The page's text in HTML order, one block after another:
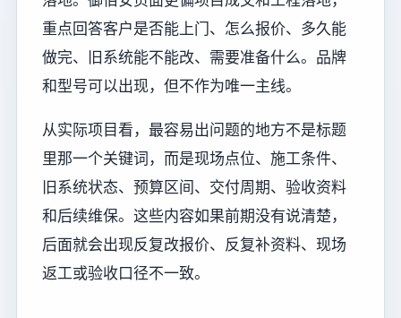
重点回答客户是否能上门、怎么报价、多久能
做完、旧系统能不能改、需要准备什么。品牌
和型号可以出现，但不作为唯一主线。
从实际项目看，最容易出问题的地方不是标题
里那一个关键词，而是现场点位、施工条件、
旧系统状态、预算区间、交付周期、验收资料
和后续维保。这些内容如果前期没有说清楚，
后面就会出现反复改报价、反复补资料、现场
返工或验收口径不一致。